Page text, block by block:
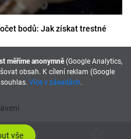
bodů: Jak získat trestné
měříme anonymně(Google Analytics,
obsah. K cílení reklam (Google
Více v zásadách.
vše